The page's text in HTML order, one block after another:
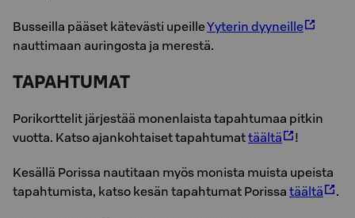
Busseilla pääset kätevästi upeilleYyterin dyyneille
nauttimaan auringosta ja merestä.
TAPAHTUMAT
Po­ri­kort­te­lit jär­jes­tää mo­nen­lais­ta ta­pah­tu­maa pit­kin
vuot­ta. Katso ajan­koh­tai­set ta­pah­tu­mattääl­tä !
Kesällä Porissa nautitaan myös monista muista upeista
tapahtumista, katso kesän tapahtumat Porissa täältä .